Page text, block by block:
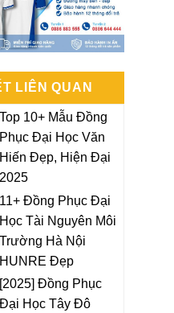
LIÊN QUAN
Top 10+ Mẫu Đồng
Phục Đại Học Văn
Hiến Đẹp, Hiện Đại
2025
11+ Đồng Phục Đại
Học Tài Nguyên Môi
Trường Hà Nội
HUNRE Đẹp
[2025] Đồng Phục
Đại Học Tây Đô